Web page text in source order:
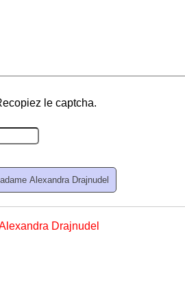
le captcha.
Drajnudel